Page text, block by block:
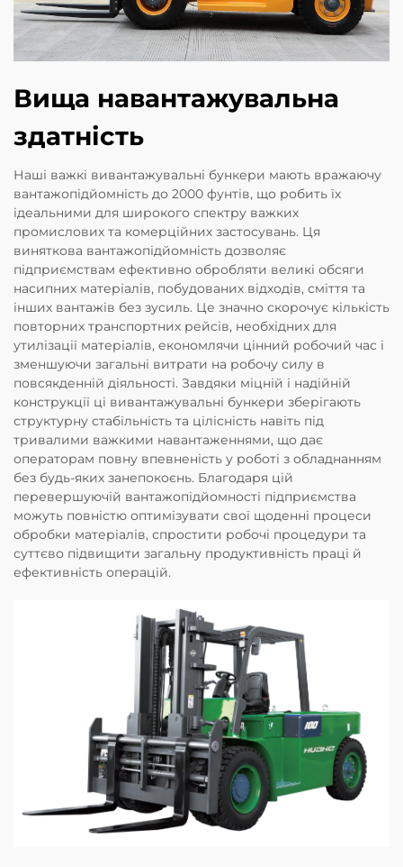
Вища навантажувальна
здатність
Наші важкі вивантажувальні бункери мають вражаючу
вантажопідйомність до 2000 фунтів, що робить їх
ідеальними для широкого спектру важких
промислових та комерційних застосувань. Ця
виняткова вантажопідйомність дозволяє
підприємствам ефективно обробляти великі обсяги
насипних матеріалів, побудованих відходів, сміття та
інших вантажів без зусиль. Це значно скорочує кількість
повторних транспортних рейсів, необхідних для
утилізації матеріалів, економлячи цінний робочий час і
зменшуючи загальні витрати на робочу силу в
повсякденній діяльності. Завдяки міцній і надійній
конструкції ці вивантажувальні бункери зберігають
структурну стабільність та цілісність навіть під
тривалими важкими навантаженнями, що дає
операторам повну впевненість у роботі з обладнанням
без будь-яких занепокоєнь. Благодаря цій
перевершуючій вантажопідйомності підприємства
можуть повністю оптимізувати свої щоденні процеси
обробки матеріалів, спростити робочі процедури та
суттєво підвищити загальну продуктивність праці й
ефективність операцій.